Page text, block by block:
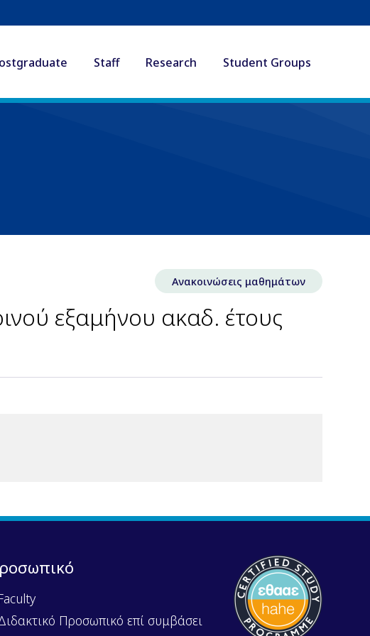
Staff Research Student Groups
Ανακοινώσεις μαθημάτων
εξαμήνου ακαδ. έτους
Προσωπικό επί συμβάσει